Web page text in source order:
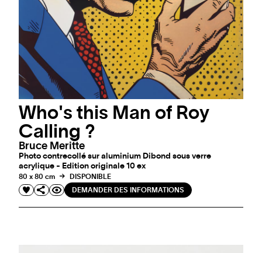
Who's this Man of Roy
Calling ?
Bruce Meritte
Photo contrecollé sur aluminium Dibond sous verre
acrylique - Edition originale 10 ex
80 x 80 cm
DISPONIBLE
DEMANDER DES INFORMATIONS